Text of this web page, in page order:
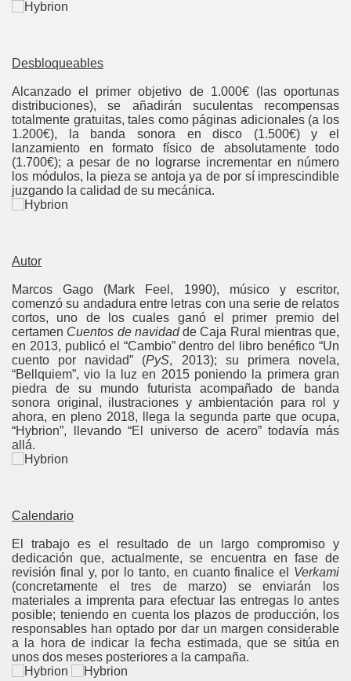
Desbloqueables
Alcanzado el primer objetivo de 1.000€ (las oportunas
distribuciones), se añadirán suculentas recompensas
totalmente gratuitas, tales como páginas adicionales (a los
1.200€), la banda sonora en disco (1.500€) y el
lanzamiento en formato físico de absolutamente todo
(1.700€); a pesar de no lograrse incrementar en número
los módulos, la pieza se antoja ya de por sí imprescindible
juzgando la calidad de su mecánica.
Autor
Marcos Gago (Mark Feel, 1990), músico y escritor,
comenzó su andadura entre letras con una serie de relatos
cortos, uno de los cuales ganó el primer premio del
certamen Cuentos de navidadde Caja Rural mientras que,
en 2013, publicó el “Cambio” dentro del libro benéfico “Un
cuento por navidad” (PyS, 2013); su primera novela,
“Bellquiem”, vio la luz en 2015 poniendo la primera gran
piedra de su mundo futurista acompañado de banda
sonora original, ilustraciones y ambientación para rol y
ahora, en pleno 2018, llega la segunda parte que ocupa,
“Hybrion”, llevando “El universo de acero” todavía más
allá.
Calendario
El trabajo es el resultado de un largo compromiso y
dedicación que, actualmente, se encuentra en fase de
revisión final y, por lo tanto, en cuanto finalice el Verkami
(concretamente el tres de marzo) se enviarán los
materiales a imprenta para efectuar las entregas lo antes
posible; teniendo en cuenta los plazos de producción, los
responsables han optado por dar un margen considerable
a la hora de indicar la fecha estimada, que se sitúa en
unos dos meses posteriores a la campaña.